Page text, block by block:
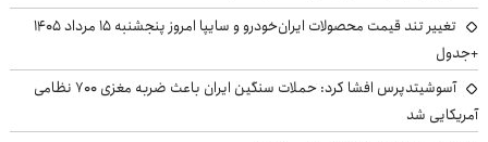
تغییر تند قیمت محصولات ایران‌خودرو و سایپا امروز پنجشنبه ۱۵ مرداد ۱۴۰۵
+جدول
آسوشیتدپرس افشا کرد: حملات سنگین ایران باعث ضربه مغزی ۷۰۰ نظامی
آمریکایی شد